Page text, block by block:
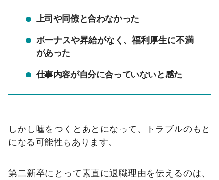
上司や同僚と合わなかった
ボーナスや昇給がなく、福利厚生に不満
があった
仕事内容が自分に合っていないと感た
しかし嘘をつくとあとになって、トラブルのもと
になる可能性もあります。
第二新卒にとって素直に退職理由を伝えるのは、